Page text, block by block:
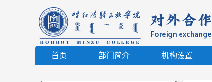
首页 部门简介 机构设置